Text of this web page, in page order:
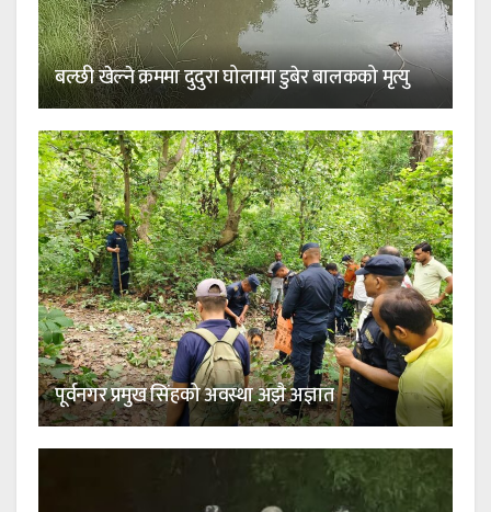
बल्छी खेल्ने क्रममा दुदुरा घोलामा डुबेर बालकको मृत्यु
पूर्वनगर प्रमुख सिंहको अवस्था अझै अज्ञात